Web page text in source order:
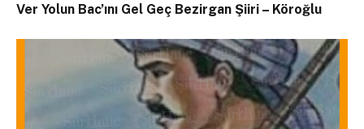
Ver Yolun Bac’ını Gel Geç Bezirgan Şiiri – Köroğlu